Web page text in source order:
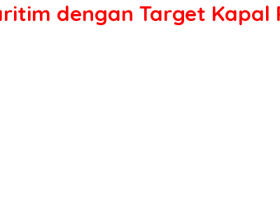
dengan Target Kapal